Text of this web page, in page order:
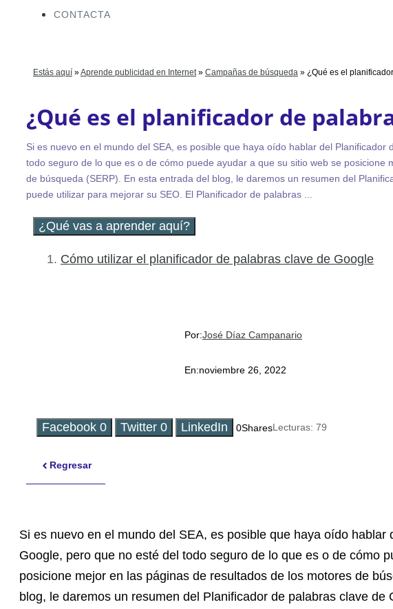
CONTACTA
Estás aquí »Aprende publicidad en Internet» Campañas de búsqueda » ¿Qué es el
¿Qué es el planificador de
Si es nuevo en el mundo del SEA, es posible que haya oído hablar del
todo seguro de lo que es o de cómo puede ayudar a que su sitio web se posicione
de búsqueda (SERP). En esta entrada del blog, le daremos un resumen del
puede utilizar para mejorar su SEO. El Planificador de palabras ...
¿Qué vas a aprender aquí?
Cómo utilizar el planificador de palabras clave de Google
Por:José Díaz Campanario
En:noviembre 26, 2022
Facebook 0 Twitter 0 LinkedIn 0SharesLecturas: 79
Regresar
Si es nuevo en el mundo del SEA, es posible que haya oído
Google, pero que no esté del todo seguro de lo que es o de cómo
posicione mejor en las páginas de resultados de los motores de
blog, le daremos un resumen del Planificador de palabras clave